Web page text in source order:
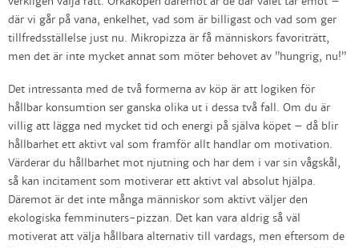
där vi går på vana, enkelhet, vad som är billigast och vad som ger
tillfredsställelse just nu. Mikropizza är få människors favoriträtt,
men det är inte mycket annat som möter behovet av ”hungrig, nu!”
Det intressanta med de två formerna av köp är att logiken för
hållbar konsumtion ser ganska olika ut i dessa två fall. Om du är
villig att lägga ned mycket tid och energi på själva köpet – då blir
hållbarhet ett aktivt val som framför allt handlar om motivation.
Värderar du hållbarhet mot njutning och har dem i var sin vågskål,
så kan incitament som motiverar ett aktivt val absolut hjälpa.
Däremot är det inte många människor som aktivt väljer den
ekologiska femminuters-pizzan. Det kan vara aldrig så väl
motiverat att välja hållbara alternativ till vardags, men eftersom de